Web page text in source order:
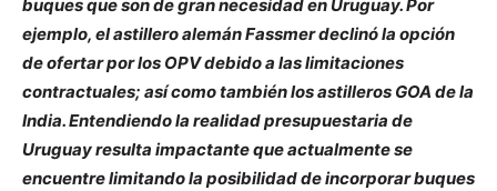
buques que son de gran necesidad en Uruguay. Por
ejemplo, el astillero alemán Fassmer declinó la opción
de ofertar por los OPV debido a las limitaciones
contractuales; así como también los astilleros GOA de la
India. Entendiendo la realidad presupuestaria de
Uruguay resulta impactante que actualmente se
encuentre limitando la posibilidad de incorporar buques